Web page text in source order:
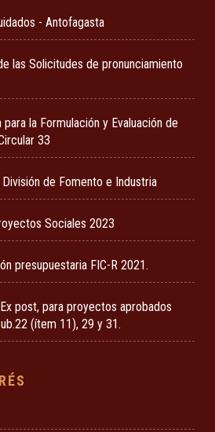
- Antofagasta
las Solicitudes de pronunciamiento
para la Formulación y Evaluación de
33
de Fomento e Industria
Sociales 2023
presupuestaria FIC-R 2021.
post, para proyectos aprobados
(ítem 11), 29 y 31.